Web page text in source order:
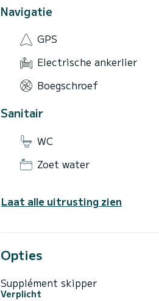
Navigatie
GPS
Electrische ankerlier
Boegschroef
Sanitair
WC
Zoet water
Laat alle uitrusting zien
Opties
Supplément skipper
Verplicht